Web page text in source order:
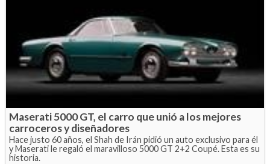
Maserati 5000 GT, el carro que unió a los mejores
carroceros y diseñadores
Hace justo 60 años, el Shah de Irán pidió un auto exclusivo para él
y Maserati le regaló el maravilloso 5000 GT 2+2 Coupé. Esta es su
historia.